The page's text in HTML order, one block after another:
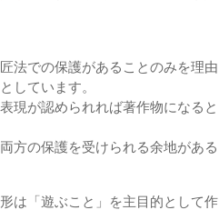
法での保護があることのみを理由
しています。
現が認められれば著作物になると
方の保護を受けられる余地がある
は「遊ぶこと」を主目的として作